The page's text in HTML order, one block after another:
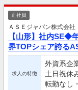
正社員
ＡＳＥジャパン株式会社
【山形】社内SE◆
界TOPシェア誇る
求人の特徴
外資系企
土日祝休
転勤なし